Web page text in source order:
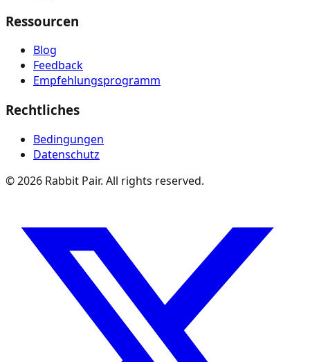
Ressourcen
Blog
Feedback
Empfehlungsprogramm
Rechtliches
Bedingungen
Datenschutz
©2026 Rabbit Pair. All rights reserved.